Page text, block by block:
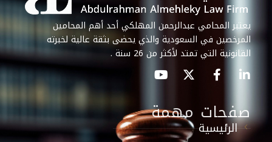
يعتبر المحامي عبدالرحمن المهلكي أحد أهم المحامين
المرخصين في السعودية والذي يحضى بثقة عالية لخبرته
القانونية التي تمتد لأكثر من 26 سنة .
صفحات مهمة
الرئيسية